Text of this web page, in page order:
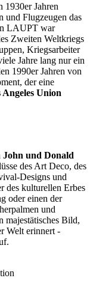
1930er Jahren
und Flugzeugen das
LAUPT war
Zweiten Weltkriegs
Kriegsarbeiter
Jahre lang nur ein
1990er Jahren von
der eine
Angeles Union
John und Donald
des Art Deco, des
Designs und
des kulturellen Erbes
oder einen der
und
majestätisches Bild,
Welt erinnert -